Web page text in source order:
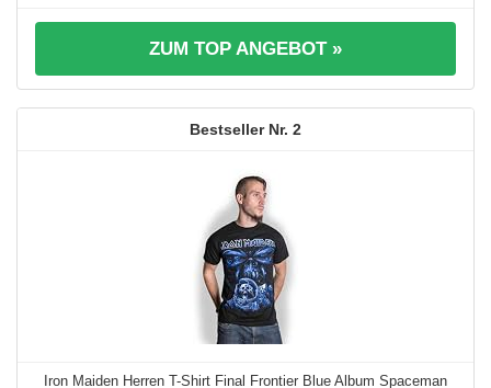
ZUM TOP ANGEBOT »
2
Iron Maiden Herren T-Shirt Final Frontier Blue Album Spaceman